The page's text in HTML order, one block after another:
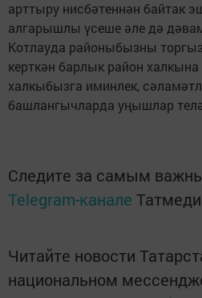
арттыру нисбәтеннән байтак
алгарышлы үсеше әле дә
Котлауда районыбызны
керткән барлык район
халкыбызга иминлек,
башлангычларда уңышлар
Следите за самым
Telegram-канале
Читайте новости
национальном